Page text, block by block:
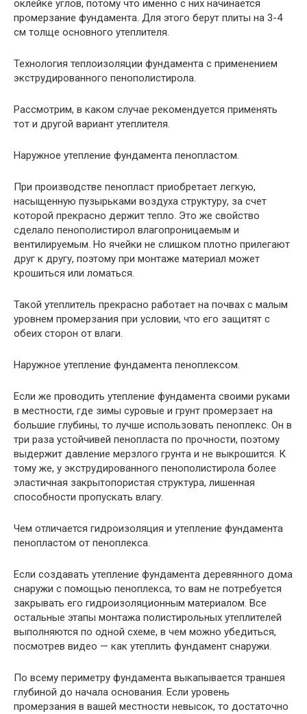
оклейке углов, потому что именно с них начинается
промерзание фундамента. Для этого берут плиты на 3-4
см толще основного утеплителя.
Технология теплоизоляции фундамента с применением
экструдированного пенополистирола.
Рассмотрим, в каком случае рекомендуется применять
тот и другой вариант утеплителя.
Наружное утепление фундамента пенопластом.
При производстве пенопласт приобретает легкую,
насыщенную пузырьками воздуха структуру, за счет
которой прекрасно держит тепло. Это же свойство
сделало пенополистирол влагопроницаемым и
вентилируемым. Но ячейки не слишком плотно прилегают
друг к другу, поэтому при монтаже материал может
крошиться или ломаться.
Такой утеплитель прекрасно работает на почвах с малым
уровнем промерзания при условии, что его защитят с
обеих сторон от влаги.
Наружное утепление фундамента пеноплексом.
Если же проводить утепление фундамента своими руками
в местности, где зимы суровые и грунт промерзает на
большие глубины, то лучше использовать пеноплекс. Он в
три раза устойчивей пенопласта по прочности, поэтому
выдержит давление мерзлого грунта и не выкрошится. К
тому же, у экструдированного пенополистирола более
эластичная закрытопористая структура, лишенная
способности пропускать влагу.
Чем отличается гидроизоляция и утепление фундамента
пенопластом от пеноплекса.
Если создавать утепление фундамента деревянного дома
снаружи с помощью пеноплекса, то вам не потребуется
закрывать его гидроизоляционным материалом. Все
остальные этапы монтажа полистирольных утеплителей
выполняются по одной схеме, в чем можно убедиться,
посмотрев видео — как утеплить фундамент снаружи.
По всему периметру фундамента выкапывается траншея
глубиной до начала основания. Если уровень
промерзания в вашей местности невысок, то достаточно